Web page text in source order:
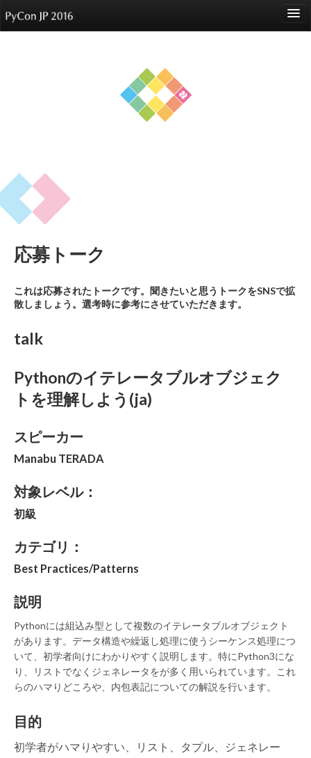
Sponsors
Participants
Reports
応募トーク
これは応募されたトークです。聞きたいと思うトークをSNSで拡
散しましょう。選考時に参考にさせていただきます。
talk
Pythonのイテレータブルオブジェク
トを理解しよう(ja)
スピーカー
Manabu TERADA
対象レベル：
初級
カテゴリ：
Best Practices/Patterns
説明
Pythonには組込み型として複数のイテレータブルオブジェクト
があります。データ構造や繰返し処理に使うシーケンス処理につ
いて、初学者向けにわかりやすく説明します。特にPython3にな
り、リストでなくジェネレータをが多く用いられています。これ
らのハマりどころや、内包表記についての解説を行います。
目的
初学者がハマりやすい、リスト、タプル、ジェネレー